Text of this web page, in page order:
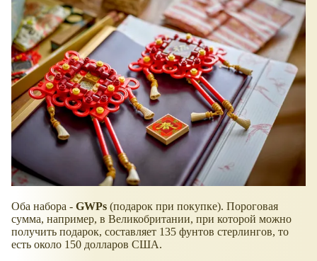
Оба набора - GWPs (подарок при покупке). Пороговая
сумма, например, в Великобритании, при которой можно
получить подарок, составляет 135 фунтов стерлингов, то
есть около 150 долларов США.